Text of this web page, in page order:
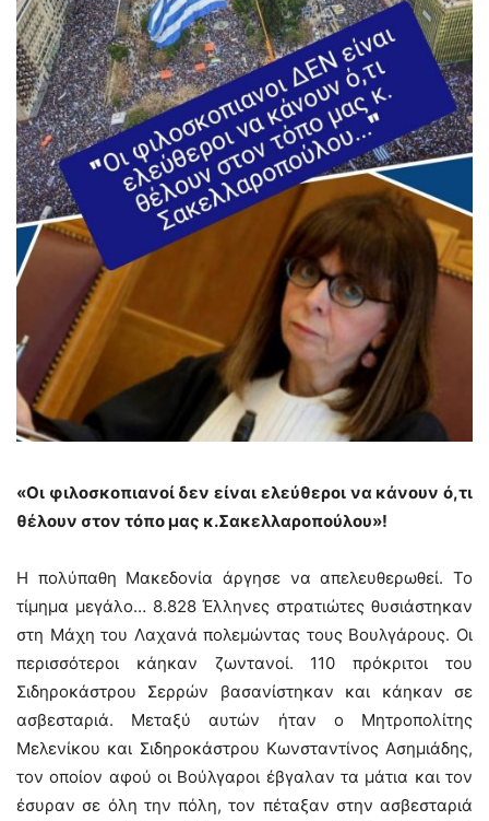
«Οι φιλοσκοπιανοί δεν είναι ελεύθεροι να κάνουν ό,τι
θέλουν στον τόπο μας κ.Σακελλαροπούλου»!
Η πολύπαθη Μακεδονία άργησε να απελευθερωθεί. Το
τίμημα μεγάλο… 8.828 Έλληνες στρατιώτες θυσιάστηκαν
στη Μάχη του Λαχανά πολεμώντας τους Βουλγάρους. Οι
περισσότεροι κάηκαν ζωντανοί. 110 πρόκριτοι του
Σιδηροκάστρου Σερρών βασανίστηκαν και κάηκαν σε
ασβεσταριά. Μεταξύ αυτών ήταν ο Μητροπολίτης
Μελενίκου και Σιδηροκάστρου Κωνσταντίνος Ασημιάδης,
τον οποίον αφού οι Βούλγαροι έβγαλαν τα μάτια και τον
έσυραν σε όλη την πόλη, τον πέταξαν στην ασβεσταριά